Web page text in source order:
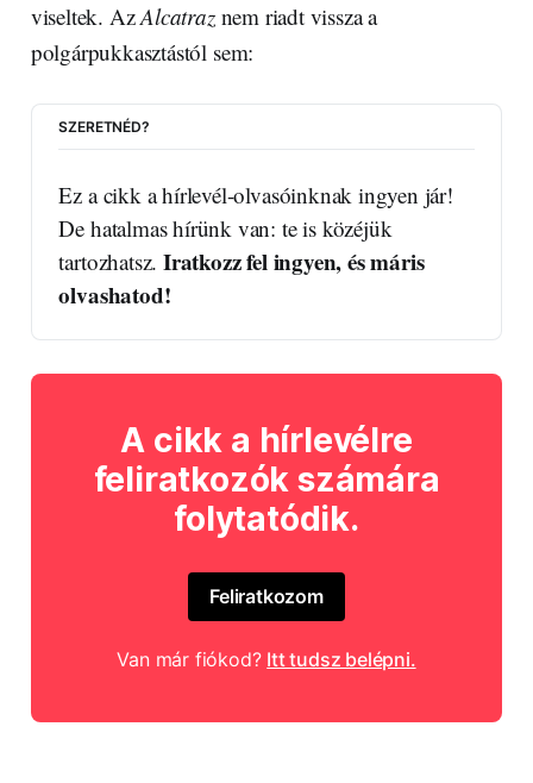
viseltek. AzAlcatraznem riadt vissza a
polgárpukkasztástól sem:
SZERETNÉD?
Ez a cikk a hírlevél-olvasóinknak ingyen jár!
De hatalmas hírünk van: te is közéjük
tartozhatsz. Iratkozz fel ingyen, és máris
olvashatod!
A cikk a hírlevélre
feliratkozók számára
folytatódik.
Feliratkozom
Van már fiókod? Itt tudsz belépni.